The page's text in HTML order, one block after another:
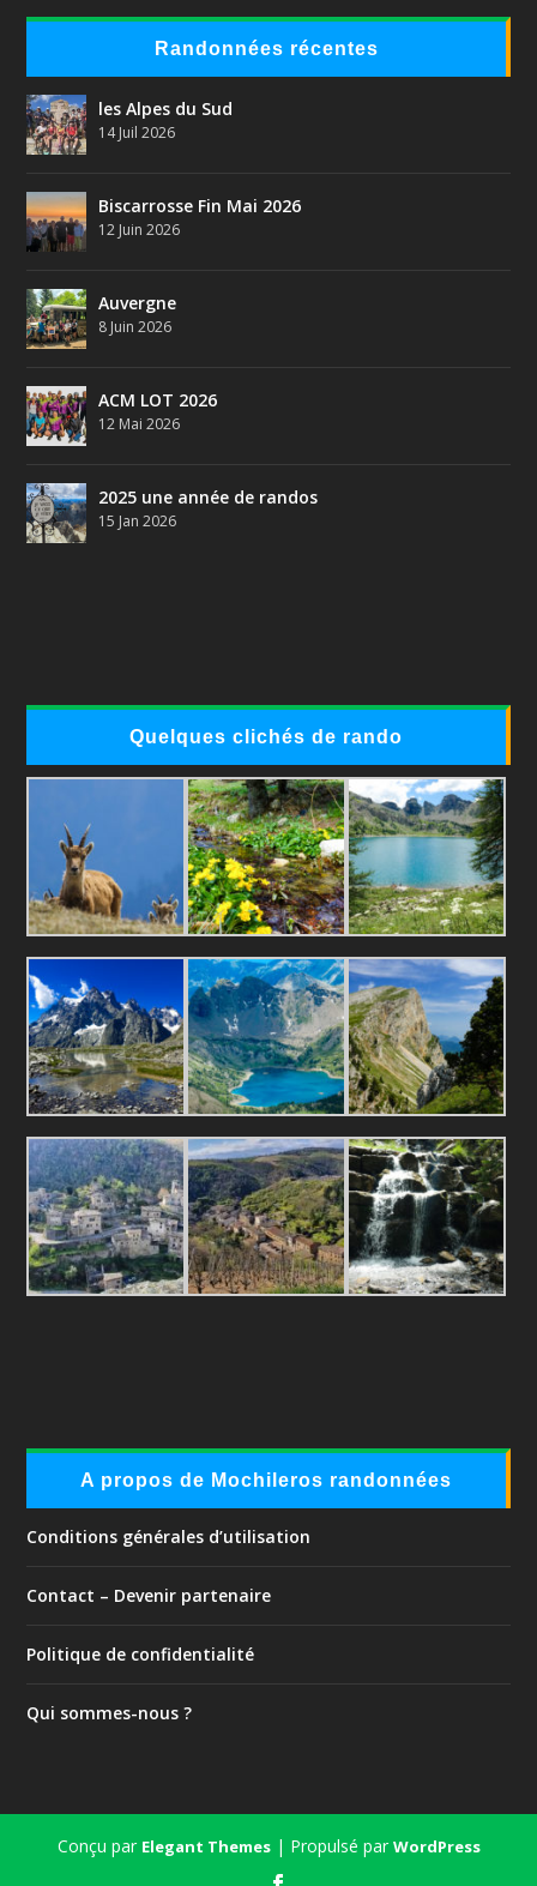
Randonnées récentes
les Alpes du Sud
14 Juil 2026
Biscarrosse Fin Mai 2026
12 Juin 2026
Auvergne
8 Juin 2026
ACM LOT 2026
12 Mai 2026
2025 une année de randos
15 Jan 2026
Quelques clichés de rando
A propos de Mochileros randonnées
Conditions générales d’utilisation
Contact – Devenir partenaire
Politique de confidentialité
Qui sommes-nous ?
Conçu par Elegant Themes| Propulsé parWordPress